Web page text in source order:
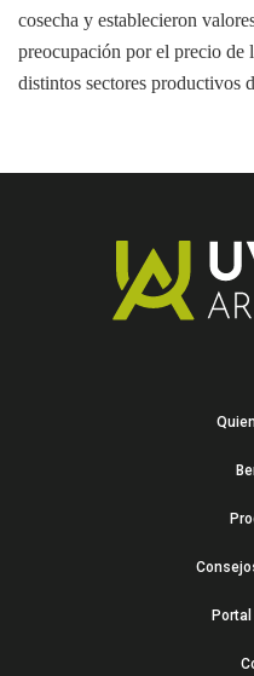
cosecha y establecieron
preocupación por el precio de
distintos sectores productivos